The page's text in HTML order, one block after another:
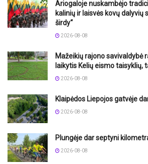
Ariogaloje nuskambėjo
kalinių ir laisvės kovų dalyvių
širdy“
2026-08-08
Mažeikių rajono savivaldybė
laikytis Kelių eismo taisyklių,
2026-08-08
Klaipėdos Liepojos gatvėje
2026-08-08
Plungėje dar septyni
2026-08-08